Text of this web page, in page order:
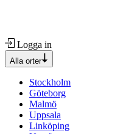
Logga in
Alla orter
Stockholm
Göteborg
Malmö
Uppsala
Linköping